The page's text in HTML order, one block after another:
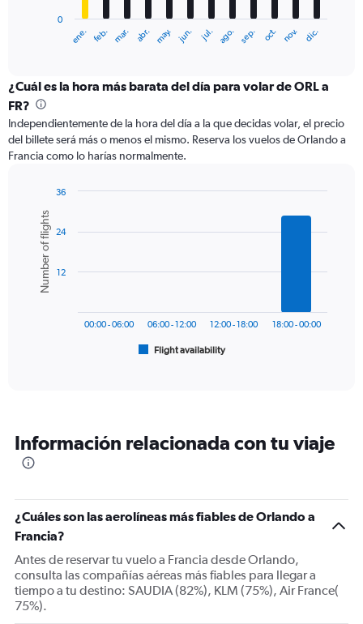
categories.
Range:
categories.
The
chart
axis
displaying
values.
Range:
ene. feb. mar. abr. may. jun. jul. ago. sep. oct. nov. dic.
0
¿Cuál es la hora más barata del día para volar de ORL a
FR?
Independientemente de la hora del día a la que decidas volar, el precio
del billete será más o menos el mismo. Reserva los vuelos de Orlando a
Francia como lo harías normalmente.
chart
with
bars.
The
categories.
The
Y
axis
displaying
Number
of
flights.
Range:
Chart
graphic.
Number of flights
Flight availability
00:00 - 06:00 06:00 - 12:00 12:00 - 18:00 18:00 - 00:00
12
24
36
Información relacionada con tu viaje
¿Cuáles son las aerolíneas más fiables de Orlando a
Francia?
Antes de reservar tu vuelo a Francia desde Orlando,
consulta las compañías aéreas más fiables para llegar a
tiempo a tu destino: SAUDIA (82%), KLM (75%), Air France(
75%).